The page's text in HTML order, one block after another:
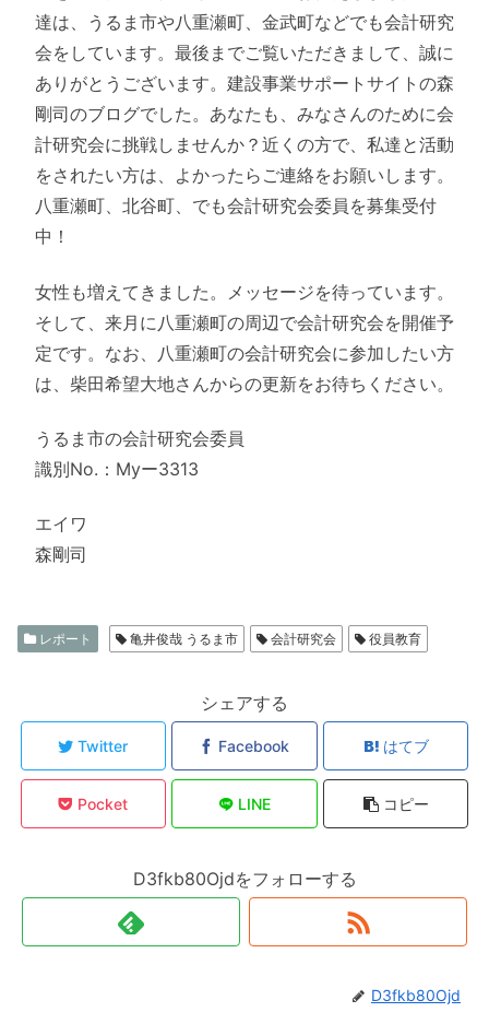
達は、うるま市や八重瀬町、金武町などでも会計研究
会をしています。最後までご覧いただきまして、誠に
ありがとうございます。建設事業サポートサイトの森
剛司のブログでした。あなたも、みなさんのために会
計研究会に挑戦しませんか？近くの方で、私達と活動
をされたい方は、よかったらご連絡をお願いします。
八重瀬町、北谷町、でも会計研究会委員を募集受付
中！
女性も増えてきました。メッセージを待っています。
そして、来月に八重瀬町の周辺で会計研究会を開催予
定です。なお、八重瀬町の会計研究会に参加したい方
は、柴田希望大地さんからの更新をお待ちください。
うるま市の会計研究会委員
識別No.：Myー3313
エイワ
森剛司
レポート 亀井俊哉 うるま市 会計研究会 役員教育
シェアする
Twitter Facebook はてブ
Pocket LINE コピー
D3fkb80Ojdをフォローする
D3fkb80Ojd